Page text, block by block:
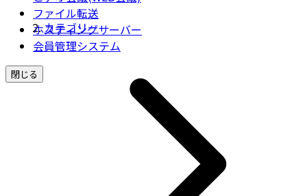
ファイル転送
ホスティングサーバー
会員管理システム
閉じる
カテゴリー